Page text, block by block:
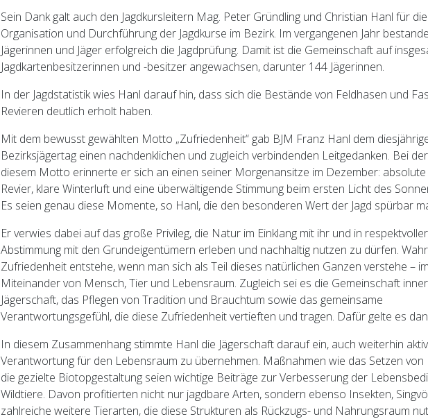
Sein Dank galt auch den Jagdkursleitern Mag. Peter Gründling und Christian Hanl für die
Organisation und Durchführung der Jagdkurse im Bezirk. Im vergangenen Jahr
Jägerinnen und Jäger erfolgreich die Jagdprüfung. Damit ist die Gemeinschaft auf
Jagdkartenbesitzerinnen und -besitzer angewachsen, darunter 144 Jägerinnen.
In der Jagdstatistik wies Hanl darauf hin, dass sich die Bestände von Feldhasen und
Revieren deutlich erholt haben.
Mit dem bewusst gewählten Motto „Zufriedenheit“ gab BJM Franz Hanl dem
Bezirksjägertag einen nachdenklichen und zugleich verbindenden Leitgedanken. Bei
diesem Motto erinnerte er sich an einen seiner Morgenansitze im Dezember: absolute
Revier, klare Winterluft und eine überwältigende Stimmung beim ersten Licht des
Es seien genau diese Momente, so Hanl, die den besonderen Wert der Jagd spürbar
Er verwies dabei auf das große Privileg, die Natur im Einklang mit ihr und in respektvoller
Abstimmung mit den Grundeigentümern erleben und nachhaltig nutzen zu dürfen.
Zufriedenheit entstehe, wenn man sich als Teil dieses natürlichen Ganzen verstehe –
Miteinander von Mensch, Tier und Lebensraum. Zugleich sei es die Gemeinschaft
Jägerschaft, das Pflegen von Tradition und Brauchtum sowie das gemeinsame
Verantwortungsgefühl, die diese Zufriedenheit vertieften und tragen. Dafür gelte es
In diesem Zusammenhang stimmte Hanl die Jägerschaft darauf ein, auch weiterhin aktiv
Verantwortung für den Lebensraum zu übernehmen. Maßnahmen wie das Setzen von
die gezielte Biotopgestaltung seien wichtige Beiträge zur Verbesserung der
Wildtiere. Davon profitierten nicht nur jagdbare Arten, sondern ebenso Insekten,
zahlreiche weitere Tierarten, die diese Strukturen als Rückzugs- und Nahrungsraum